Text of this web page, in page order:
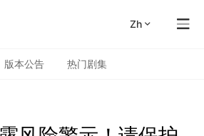
zh
版本公告 热门剧集